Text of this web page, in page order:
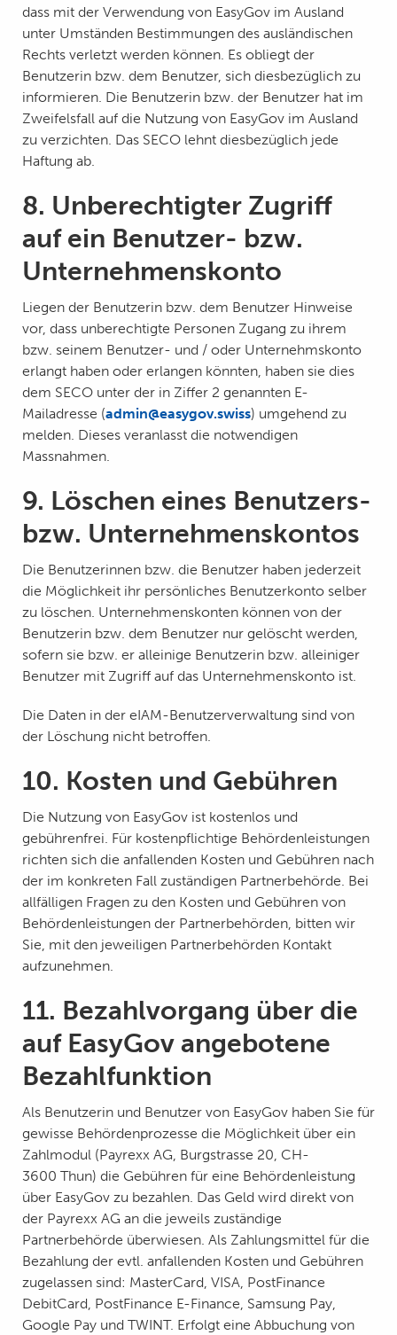
dass mit der Verwendung von EasyGov im Ausland
unter Umständen Bestimmungen des ausländischen
Rechts verletzt werden können. Es obliegt der
Benutzerin bzw. dem Benutzer, sich diesbezüglich zu
informieren. Die Benutzerin bzw. der Benutzer hat im
Zweifelsfall auf die Nutzung von EasyGov im Ausland
zu verzichten. Das SECO lehnt diesbezüglich jede
Haftung ab.
8. Unberechtigter Zugriff
auf ein Benutzer- bzw.
Unternehmenskonto
Liegen der Benutzerin bzw. dem Benutzer Hinweise
vor, dass unberechtigte Personen Zugang zu ihrem
bzw. seinem Benutzer- und / oder Unternehmskonto
erlangt haben oder erlangen könnten, haben sie dies
dem SECO unter der in Ziffer 2 genannten E-
Mailadresse (admin@easygov.swiss) umgehend zu
melden. Dieses veranlasst die notwendigen
Massnahmen.
9. Löschen eines Benutzers-
bzw. Unternehmenskontos
Die Benutzerinnen bzw. die Benutzer haben jederzeit
die Möglichkeit ihr persönliches Benutzerkonto selber
zu löschen. Unternehmenskonten können von der
Benutzerin bzw. dem Benutzer nur gelöscht werden,
sofern sie bzw. er alleinige Benutzerin bzw. alleiniger
Benutzer mit Zugriff auf das Unternehmenskonto ist.
Die Daten in der eIAM-Benutzerverwaltung sind von
der Löschung nicht betroffen.
10. Kosten und Gebühren
Die Nutzung von EasyGov ist kostenlos und
gebührenfrei. Für kostenpflichtige Behördenleistungen
richten sich die anfallenden Kosten und Gebühren nach
der im konkreten Fall zuständigen Partnerbehörde. Bei
allfälligen Fragen zu den Kosten und Gebühren von
Behördenleistungen der Partnerbehörden, bitten wir
Sie, mit den jeweiligen Partnerbehörden Kontakt
aufzunehmen.
11. Bezahlvorgang über die
auf EasyGov angebotene
Bezahlfunktion
Als Benutzerin und Benutzer von EasyGov haben Sie für
gewisse Behördenprozesse die Möglichkeit über ein
Zahlmodul (Payrexx AG, Burgstrasse 20, CH-
3600 Thun) die Gebühren für eine Behördenleistung
über EasyGov zu bezahlen. Das Geld wird direkt von
der Payrexx AG an die jeweils zuständige
Partnerbehörde überwiesen. Als Zahlungsmittel für die
Bezahlung der evtl. anfallenden Kosten und Gebühren
zugelassen sind: MasterCard, VISA, PostFinance
DebitCard, PostFinance E-Finance, Samsung Pay,
Google Pay und TWINT. Erfolgt eine Abbuchung von